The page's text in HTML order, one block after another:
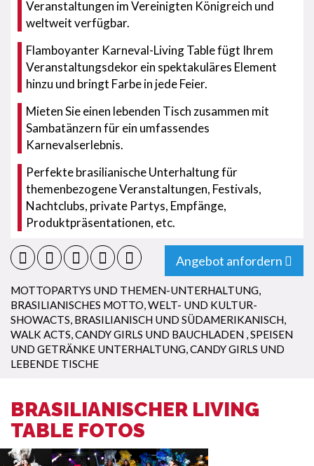
Veranstaltungen im Vereinigten Königreich und
weltweit verfügbar.
Flamboyanter Karneval-Living Table fügt Ihrem
Veranstaltungsdekor ein spektakuläres Element
hinzu und bringt Farbe in jede Feier.
Mieten Sie einen lebenden Tisch zusammen mit
Sambatänzern für ein umfassendes
Karnevalserlebnis.
Perfekte brasilianische Unterhaltung für
themenbezogene Veranstaltungen, Festivals,
Nachtclubs, private Partys, Empfänge,
Produktpräsentationen, etc.
Angebot anfordern
MOTTOPARTYS UND THEMEN-UNTERHALTUNG,
BRASILIANISCHES MOTTO,WELT- UND KULTUR-
SHOWACTS, BRASILIANISCH UND SÜDAMERIKANISCH,
WALK ACTS,CANDY GIRLS UND BAUCHLADEN ,SPEISEN
UND GETRÄNKE UNTERHALTUNG,CANDY GIRLS UND
LEBENDE TISCHE
BRASILIANISCHER LIVING
TABLE FOTOS